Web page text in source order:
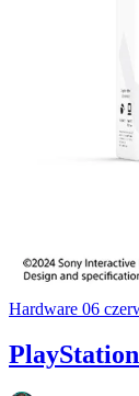
Hardware 06